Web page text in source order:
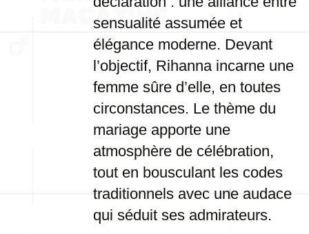
sensualité assumée et
élégance moderne. Devant
l’objectif, Rihanna incarne une
femme sûre d’elle, en toutes
circonstances. Le thème du
mariage apporte une
atmosphère de célébration,
tout en bousculant les codes
traditionnels avec une audace
qui séduit ses admirateurs.